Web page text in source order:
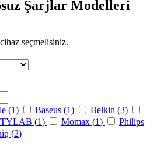
Şarjlar Modelleri
seçmelisiniz.
(1) Baseus (1) Belkin (3)
(1) Momax (1)
Philips
(2)